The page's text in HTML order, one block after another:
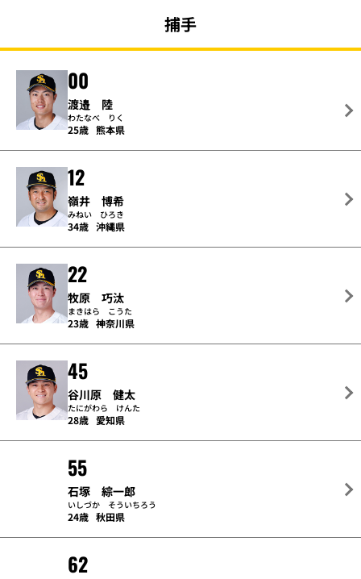
捕手
00
渡邉 陸
わたなべ りく
25歳 熊本県
12
嶺井 博希
みねい ひろき
34歳 沖縄県
22
牧原 巧汰
まきはら こうた
23歳 神奈川県
45
谷川原 健太
たにがわら けんた
28歳 愛知県
55
石塚 綜一郎
いしづか そういちろう
24歳 秋田県
62